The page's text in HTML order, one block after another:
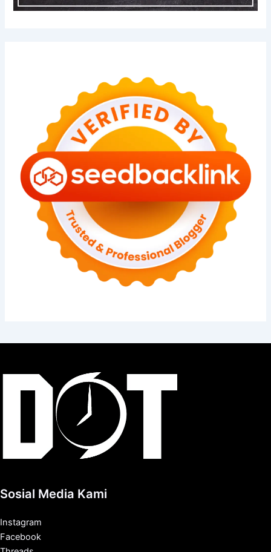
Sosial Media Kami
Instagram
Facebook